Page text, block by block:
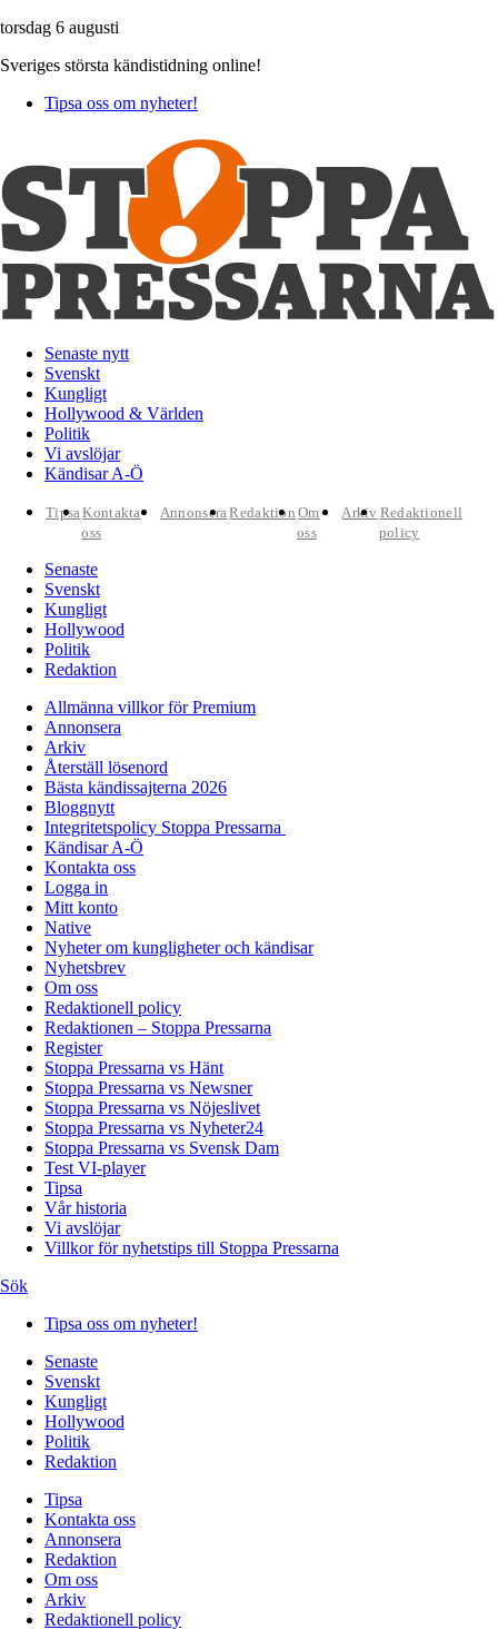
torsdag 6 augusti
Sveriges största kändistidning online!
Tipsa oss om nyheter!
Senaste nytt
Svenskt
Kungligt
Hollywood & Världen
Politik
Vi avslöjar
Kändisar A-Ö
TipsaKontakta
oss
AnnonseraRedaktion Om
oss
Arkiv Redaktionell
policy
Senaste
Svenskt
Kungligt
Hollywood
Politik
Redaktion
Allmänna villkor för Premium
Annonsera
Arkiv
Återställ lösenord
Bästa kändissajterna 2026
Bloggnytt
Integritetspolicy Stoppa Pressarna
Kändisar A-Ö
Kontakta oss
Logga in
Mitt konto
Native
Nyheter om kungligheter och kändisar
Nyhetsbrev
Om oss
Redaktionell policy
Redaktionen – Stoppa Pressarna
Register
Stoppa Pressarna vs Hänt
Stoppa Pressarna vs Newsner
Stoppa Pressarna vs Nöjeslivet
Stoppa Pressarna vs Nyheter24
Stoppa Pressarna vs Svensk Dam
Test VI-player
Tipsa
Vår historia
Vi avslöjar
Villkor för nyhetstips till Stoppa Pressarna
Sök
Tipsa oss om nyheter!
Senaste
Svenskt
Kungligt
Hollywood
Politik
Redaktion
Tipsa
Kontakta oss
Annonsera
Redaktion
Om oss
Arkiv
Redaktionell policy